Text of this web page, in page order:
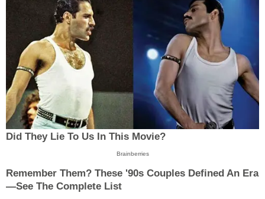
Did They Lie To Us In This Movie?
Brainberries
Remember Them? These '90s Couples Defined An Era
—See The Complete List